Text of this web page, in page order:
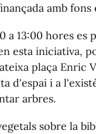
amb fons
a 13:00 hores es
esta iniciativa,
plaça Enric
d'espai i a
arbres.
sobre la